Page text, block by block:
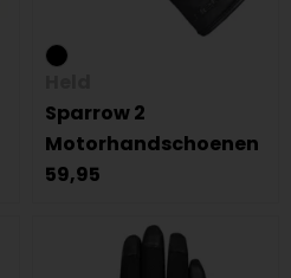
Sparrow 2
Motorhandschoenen
59,95